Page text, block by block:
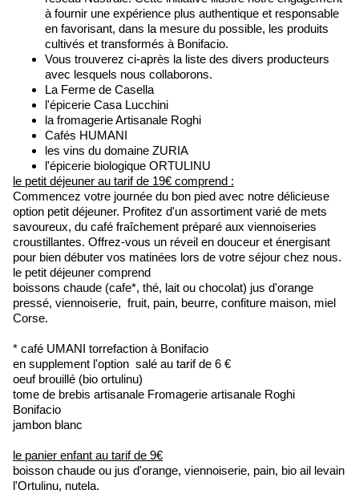
à fournir une expérience plus authentique et responsable
en favorisant, dans la mesure du possible, les produits
cultivés et transformés à Bonifacio.
Vous trouverez ci-après la liste des divers producteurs
avec lesquels nous collaborons.
La Ferme de Casella
l'épicerie Casa Lucchini
la fromagerie Artisanale Roghi
Cafés HUMANI
les vins du domaine ZURIA
l'épicerie biologique ORTULINU
le petit déjeuner au tarif de 19€ comprend :
Commencez votre journée du bon pied avec notre délicieuse
option petit déjeuner. Profitez d'un assortiment varié de mets
savoureux, du café fraîchement préparé aux viennoiseries
croustillantes. Offrez-vous un réveil en douceur et énergisant
pour bien débuter vos matinées lors de votre séjour chez nous.
le petit déjeuner comprend
boissons chaude (cafe*, thé, lait ou chocolat) jus d'orange
pressé, viennoiserie, fruit, pain, beurre, confiture maison, miel
Corse.
* café UMANI torrefaction à Bonifacio
en supplement l'option salé au tarif de 6 €
oeuf brouillé (bio ortulinu)
tome de brebis artisanale Fromagerie artisanale Roghi
Bonifacio
jambon blanc
le panier enfant au tarif de 9€
boisson chaude ou jus d'orange, viennoiserie, pain, bio ail levain
l'Ortulinu, nutela.